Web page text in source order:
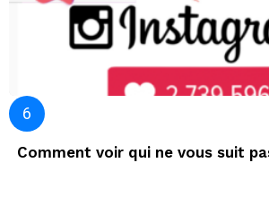
Comment voir qui ne vous suit